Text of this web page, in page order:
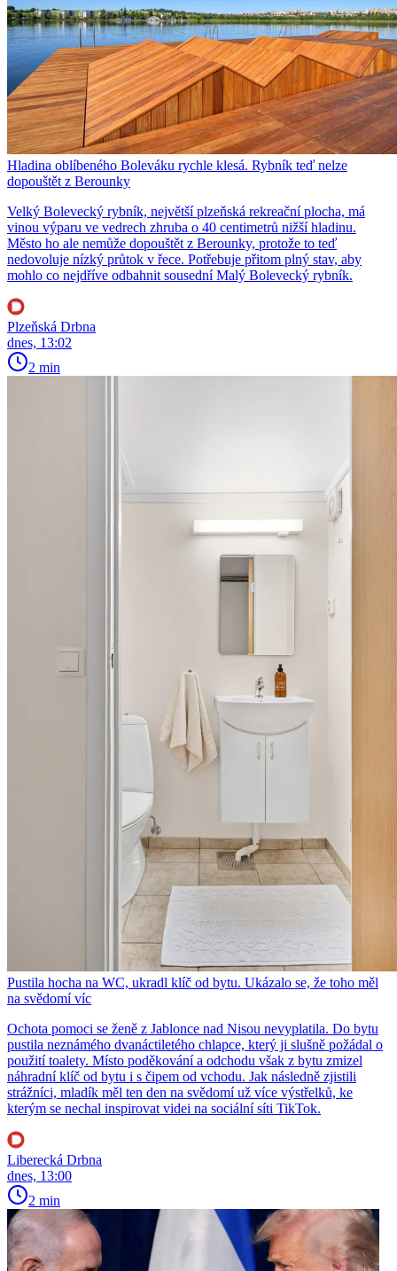
Hladina oblíbeného Boleváku rychle klesá. Rybník teď nelze
dopouštět z Berounky
Velký Bolevecký rybník, největší plzeňská rekreační plocha, má
vinou výparu ve vedrech zhruba o 40 centimetrů nižší hladinu.
Město ho ale nemůže dopouštět z Berounky, protože to teď
nedovoluje nízký průtok v řece. Potřebuje přitom plný stav, aby
mohlo co nejdříve odbahnit sousední Malý Bolevecký rybník.
Plzeňská Drbna
dnes, 13:02
2 min
Pustila hocha na WC, ukradl klíč od bytu. Ukázalo se, že toho měl
na svědomí víc
Ochota pomoci se ženě z Jablonce nad Nisou nevyplatila. Do bytu
pustila neznámého dvanáctiletého chlapce, který ji slušně požádal o
použití toalety. Místo poděkování a odchodu však z bytu zmizel
náhradní klíč od bytu i s čipem od vchodu. Jak následně zjistili
strážníci, mladík měl ten den na svědomí už více výstřelků, ke
kterým se nechal inspirovat videi na sociální síti TikTok.
Liberecká Drbna
dnes, 13:00
2 min